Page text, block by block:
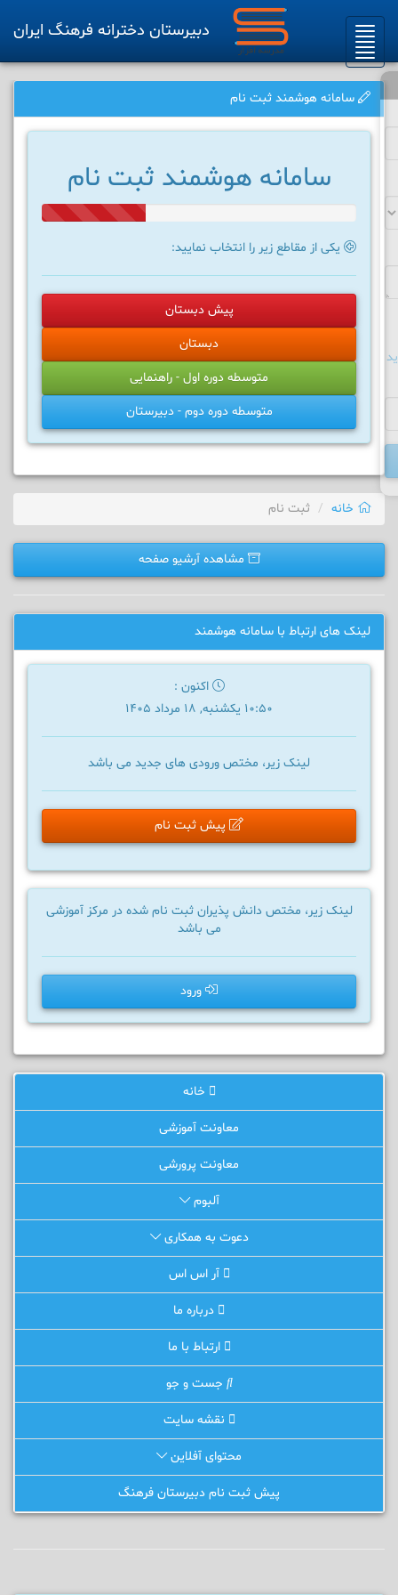
Toggle
navigation
دبیرستان دخترانه فرهنگ ایران
سامانه هوشمند ثبت نام
سامانه هوشمند ثبت نام
33%
یکی از مقاطع زیر را انتخاب نمایید:
پیش دبستان
دبستان
متوسطه دوره اول - راهنمایی
متوسطه دوره دوم - دبیرستان
خانه ثبت نام
مشاهده آرشیو صفحه
لینک های ارتباط با سامانه هوشمند
اکنون :
10:50 یکشنبه, 18 مرداد 1405
لینک زیر، مختص ورودی های جدید می باشد
پیش ثبت نام
لینک زیر، مختص دانش پذیران ثبت نام شده در مرکز آموزشی
می باشد
ورود
خانه
معاونت آموزشی
معاونت پرورشی
آلبوم
دعوت به همکاری
آر اس اس
درباره ما
ارتباط با ما
جست و جو
نقشه سایت
محتوای آفلاین
پیش ثبت نام دبیرستان فرهنگ